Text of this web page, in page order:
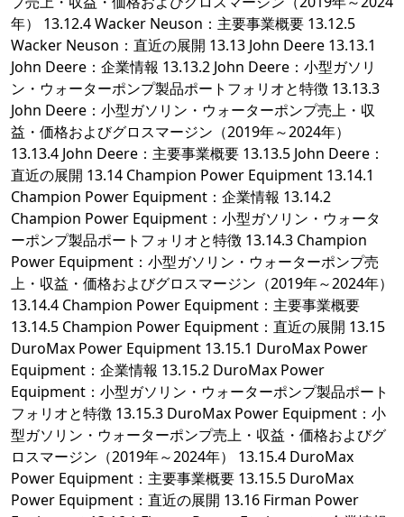
年） 13.12.4 Wacker Neuson：主要事業概要 13.12.5
Wacker Neuson：直近の展開 13.13 John Deere 13.13.1
John Deere：企業情報 13.13.2 John Deere：小型ガソリ
ン・ウォーターポンプ製品ポートフォリオと特徴 13.13.3
John Deere：小型ガソリン・ウォーターポンプ売上・収
益・価格およびグロスマージン（2019年～2024年）
13.13.4 John Deere：主要事業概要 13.13.5 John Deere：
直近の展開 13.14 Champion Power Equipment 13.14.1
Champion Power Equipment：企業情報 13.14.2
Champion Power Equipment：小型ガソリン・ウォータ
ーポンプ製品ポートフォリオと特徴 13.14.3 Champion
Power Equipment：小型ガソリン・ウォーターポンプ売
上・収益・価格およびグロスマージン（2019年～2024年）
13.14.4 Champion Power Equipment：主要事業概要
13.14.5 Champion Power Equipment：直近の展開 13.15
DuroMax Power Equipment 13.15.1 DuroMax Power
Equipment：企業情報 13.15.2 DuroMax Power
Equipment：小型ガソリン・ウォーターポンプ製品ポート
フォリオと特徴 13.15.3 DuroMax Power Equipment：小
型ガソリン・ウォーターポンプ売上・収益・価格およびグ
ロスマージン（2019年～2024年） 13.15.4 DuroMax
Power Equipment：主要事業概要 13.15.5 DuroMax
Power Equipment：直近の展開 13.16 Firman Power